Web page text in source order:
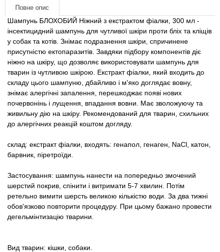
Повне опис
Шампунь БЛОХОБИЙ Ніжний з екстрактом фіалки, 300 мл -
інсектицидний шампунь для чутливої ​​шкіри проти бліх та кліщів
у собак та котів. Знімає подразнення шкіри, спричинене
присутністю ектопаразитів. Завдяки підбору компонентів діє
ніжно на шкіру, що дозволяє використовувати шампунь для
тварин із чутливою шкірою. Екстракт фіалки, який входить до
складу цього шампуню, дбайливо і м'яко доглядає вовну,
знімає алергічні запалення, перешкоджає появі нових
почервонінь і лущення, впадання вовни. Має зволожуючу та
живильну дію на шкіру. Рекомендований для тварин, схильних
до алергічних реакцій коштом догляду.
склад: екстракт фіалки, входять: генапол, генаген, NaCl, катон,
барвник, піретроїди.
Застосування: шампунь нанести на попередньо змочений
шерстий покрив, спінити і витримати 5-7 хвилин. Потім
ретельно вимити шерсть великою кількістю води. За два тижні
обов'язково повторити процедуру. При цьому бажано провести
дегельмінтизацію тварини.
Вид тварин: кішки, собаки.
Товари для коней
Товари для людей
Хозряд - господарчі товари оптом
Популярні зоотоварі
Архів / Знято з виробництва